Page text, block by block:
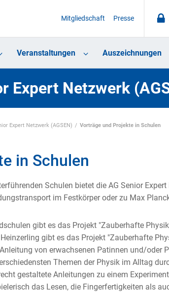
Mitgliedschaft Presse
Veranstaltungen Auszeichnungen
Expert Netzwerk
Expert Netzwerk (AGSEN) Vorträge und Projekte in Schulen
in Schulen
Schulen bietet die AG Senior
im Festkörper oder zu Max
gibt es das Projekt "Zauberhafte
gibt es das Projekt "Zauberhafte
von erwachsenen Patinnen und/oder
Themen der Physik im Alltag
gestaltete Anleitungen zu einem
das Lesen, die Fingerfertigkeiten als